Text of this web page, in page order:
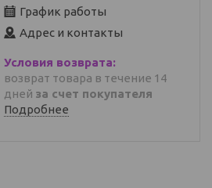
График работы
Адрес и контакты
возврат товара в течение 14
дней за счет покупателя
Подробнее